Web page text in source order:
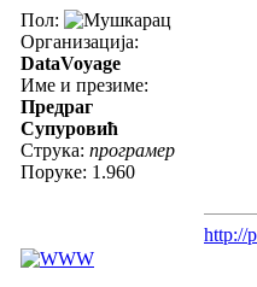
Пол:
Организација:
DataVoyage
Име и презиме:
Предраг
Супуровић
Струка: програмер
Поруке: 1.960
http://